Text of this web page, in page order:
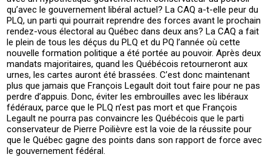
qu’avec le gouvernement libéral actuel? La CAQ a-t-elle peur du
PLQ, un parti qui pourrait reprendre des forces avant le prochain
rendez-vous électoral au Québec dans deux ans? La CAQ a fait
le plein de tous les déçus du PLQ et du PQ l’année où cette
nouvelle formation politique a été portée au pouvoir. Après deux
mandats majoritaires, quand les Québécois retourneront aux
urnes, les cartes auront été brassées. C’est donc maintenant
plus que jamais que François Legault doit tout faire pour ne pas
perdre d’appuis. Donc, éviter les embrouilles avec les libéraux
fédéraux, parce que le PLQ n’est pas mort et que François
Legault ne pourra pas convaincre les Québécois que le parti
conservateur de Pierre Poilièvre est la voie de la réussite pour
que le Québec gagne des points dans son rapport de force avec
le gouvernement fédéral.